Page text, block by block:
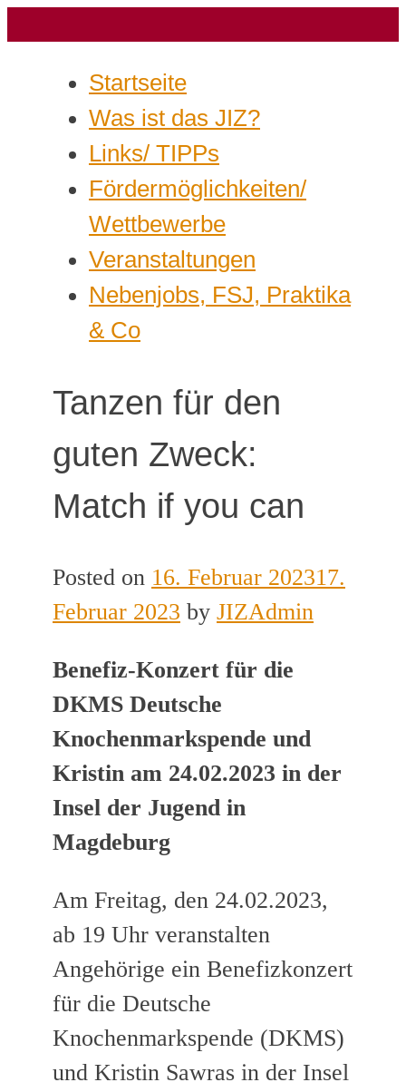
Startseite
Was ist das JIZ?
Links/ TIPPs
Fördermöglichkeiten/
Wettbewerbe
Veranstaltungen
Nebenjobs, FSJ, Praktika
& Co
Tanzen für den
guten Zweck:
Match if you can
Posted on 16. Februar 202317.
Februar 2023 by JIZAdmin
Benefiz-Konzert für die
DKMS Deutsche
Knochenmarkspende und
Kristin am 24.02.2023 in der
Insel der Jugend in
Magdeburg
Am Freitag, den 24.02.2023,
ab 19 Uhr veranstalten
Angehörige ein Benefizkonzert
für die Deutsche
Knochenmarkspende (DKMS)
und Kristin Sawras in der Insel